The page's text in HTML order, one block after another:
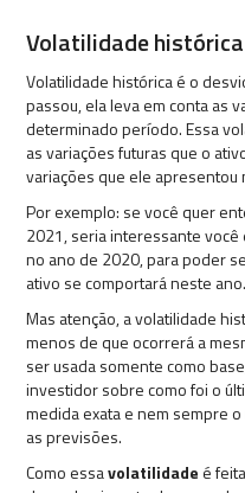
Volatilidade histórica
Volatilidade histórica é o
passou, ela leva em conta as
determinado período. Essa
as variações futuras que o
variações que ele apresentou
Por exemplo: se você quer
2021, seria interessante
no ano de 2020, para poder
ativo se comportará neste ano.
Mas atenção, a volatilidade
menos de que ocorrerá a
ser usada somente como
investidor sobre como foi o
medida exata e nem sempre
as previsões.
Como essavolatilidade é